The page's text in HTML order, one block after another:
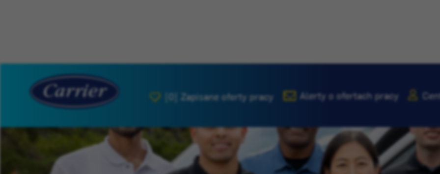
[0] Zapisane oferty pracy Alerty o ofertach pracy